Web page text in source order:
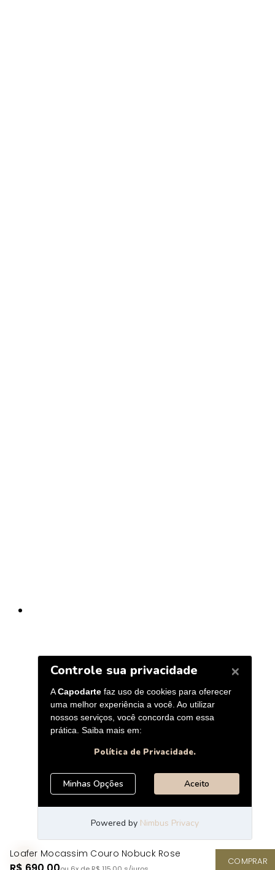
Loafer Mocassim Couro Nobuck Rose
COMPRAR